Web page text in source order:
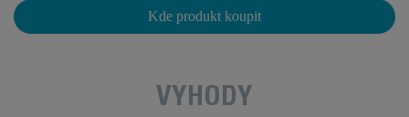
Kde produkt koupit
VÝHODY